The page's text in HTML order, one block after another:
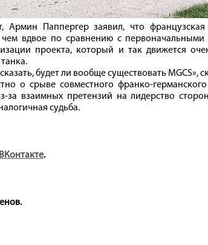
Армин Паппергер заявил, что
вдвое по сравнению с
проекта, который и так движется
будет ли вообще существовать MGCS»,
о срыве совместного франко-
за взаимных претензий на лидерство
судьба.
ВКонтакте.